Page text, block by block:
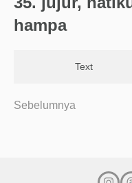
hampa
Text
Sebelumnya